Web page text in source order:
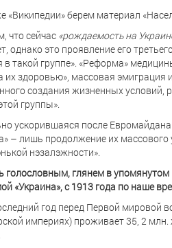
«Википедии» берем материал
что сейчас «рождаемость на
однако это проявление его
такой группе». «Реформа»
их здоровью», массовая
создания жизненных условий,
группы».
ускорившаяся после
– лишь продолжение их массового
нэзалэжности».
голословным, глянем в упомянутом
«Украина», с 1913 года по наше
год перед Первой мировой
империях) проживает 35, 2